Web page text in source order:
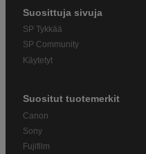
Suosittuja sivuja
SP Tykkää
SP Community
Käytetyt
Suositut tuotemerkit
Canon
Sony
Fujifilm